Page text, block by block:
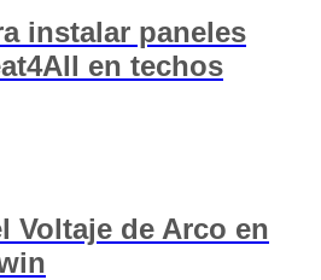
instalar paneles
en techos
Voltaje de Arco en